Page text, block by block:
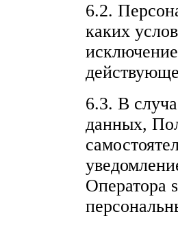
6.2.
каких
6.3. В
данных,
Оператора